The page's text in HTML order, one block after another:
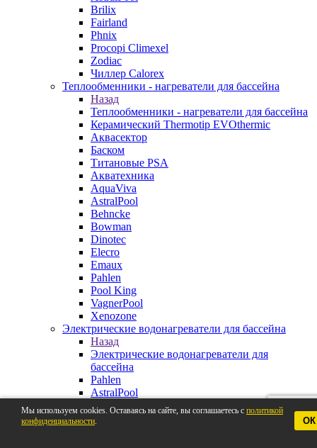
Brilix
Fairland
Phnix
Procopi Climexel
Zodiac
Чиллер Calorex
Теплообменники - нагреватели для бассейна
Назад
Теплообменники - нагреватели для бассейна
Керамический Thermotip EVOthermic
Аквасектор
Баском
Титановые PSA
Акватехника
AquaViva
AstralPool
Behncke
Bowman
Dinotec
Elecro
Emaux
Pahlen
Pool King
VagnerPool
Xenozone
Электрические водонагреватели для бассейна
Назад
Электрические водонагреватели для
бассейна
Pahlen
AstralPool
Aquaviva
Behncke
Мы используем cookies. Оставаясь на сайте, вы соглашаетесь с политикой
конфиденциальности. ОК